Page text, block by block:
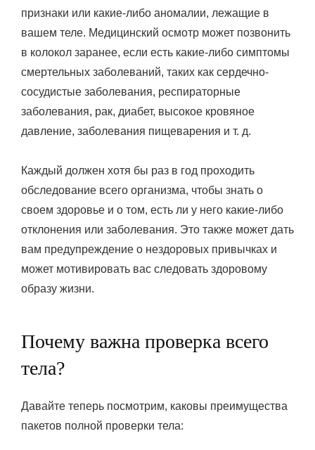
признаки или какие-либо аномалии, лежащие в
вашем теле. Медицинский осмотр может позвонить
в колокол заранее, если есть какие-либо симптомы
смертельных заболеваний, таких как сердечно-
сосудистые заболевания, респираторные
заболевания, рак, диабет, высокое кровяное
давление, заболевания пищеварения и т. д.
Каждый должен хотя бы раз в год проходить
обследование всего организма, чтобы знать о
своем здоровье и о том, есть ли у него какие-либо
отклонения или заболевания. Это также может дать
вам предупреждение о нездоровых привычках и
может мотивировать вас следовать здоровому
образу жизни.
Почему важна проверка всего
тела?
Давайте теперь посмотрим, каковы преимущества
пакетов полной проверки тела: